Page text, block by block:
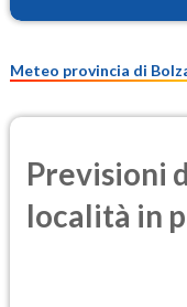
Meteo provincia di
Previsioni
località in